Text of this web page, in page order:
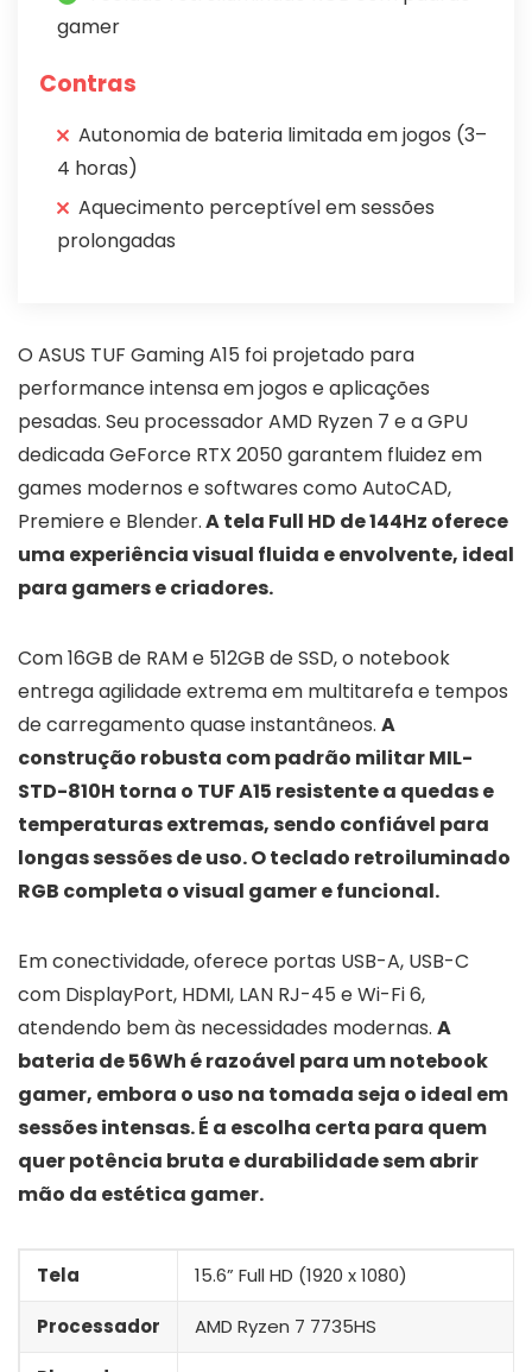
gamer
Contras
Autonomia de bateria limitada em jogos (3–
4 horas)
Aquecimento perceptível em sessões
prolongadas
O ASUS TUF Gaming A15 foi projetado para
performance intensa em jogos e aplicações
pesadas. Seu processador AMD Ryzen 7 e a GPU
dedicada GeForce RTX 2050 garantem fluidez em
games modernos e softwares como AutoCAD,
Premiere e Blender.A tela Full HD de 144Hz oferece
uma experiência visual fluida e envolvente, ideal
para gamers e criadores.
Com 16GB de RAM e 512GB de SSD, o notebook
entrega agilidade extrema em multitarefa e tempos
de carregamento quase instantâneos. A
construção robusta com padrão militar MIL-
STD-810H torna o TUF A15 resistente a quedas e
temperaturas extremas, sendo confiável para
longas sessões de uso. O teclado retroiluminado
RGB completa o visual gamer e funcional.
Em conectividade, oferece portas USB-A, USB-C
com DisplayPort, HDMI, LAN RJ-45 e Wi-Fi 6,
atendendo bem às necessidades modernas. A
bateria de 56Wh é razoável para um notebook
gamer, embora o uso na tomada seja o ideal em
sessões intensas. É a escolha certa para quem
quer potência bruta e durabilidade sem abrir
mão da estética gamer.
Tela 15.6” Full HD (1920 x 1080)
Processador AMD Ryzen 7 7735HS